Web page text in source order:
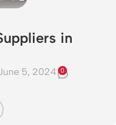
in
5, 2024 0